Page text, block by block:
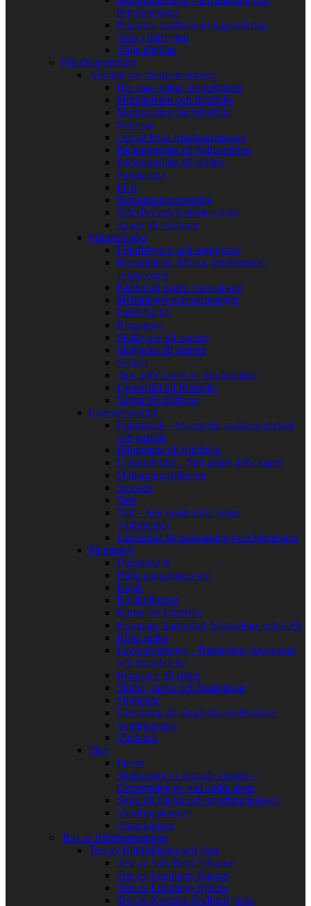
begränsningar
Reparera uppblåsbart liggunderlag
Tälta i hård vind
Välja tältplats
Friluftsutrustning
Allmänt om friluftsutrustning
Hur man tolkar produkttester
Mobiltelefon och friluftsliv
Multiverktyg för friluftsliv
Nessesär
Om att köpa friluftsutrustning
Packningslista till fjällvandring
Packningslista till skidtur
Pannlampa
PLB
Reparationsutrustning
Solceller och batterier på tur
Spade till skidturer
Friluftskläder
Friluftsbyxor och regnbyxor
Huvudplagg: Mössa, ansiktsmask,
solglasögon
Kläder på natten i sovsäcken
Mellanlager och värmelager
Paddeljacka
Regnjacka
Skalbyxor till vintern
Skaljacka till vintern
Sockor
Tips inför köpet av friluftskläder
Underställ till friluftsliv
Vantar till skidturer
Lägerutrustning
Friluftskök – Stormkök, multibränslekök
och gaskök
Hängmatta till friluftsliv
Liggunderlag – Stor guide inför köpet
Matlagningstillbehör
Sovsäck
Tarp
Tält – Stor guide inför köpet
Tälttillbehör
Utrustning till matlagning över lägerelden
På marsch
Dagstursäck
Hålla packningen torr
Kajak
Kajaktillbehör
Kartor för friluftsliv
Kompass, kartfodral, höjdmätare och GPS
Köpa pulka
Lavinutrustning – Transceiver, lavinsond
och reccobricka
Ryggsäck till tälttur
Skidor, stavar och bindningar
Stighudar
Utrustning till långfärdsskridskoturer
Vandringsstav
Vindsäck
Skor
Pjäxor
Skalkängor vs fodrade kängor –
Genomgång av vad andra anser
Sulor till pjäxor och vandringskängor
Vandringskängor
Vinterkängor
Test av friluftsutrustning
Test av friluftskläder och skor
Test av Alfa Berg Advance
Test av Lundhags Ranger
Test av Lundhags Syncro
Test av Norrøna Svalbard jacka